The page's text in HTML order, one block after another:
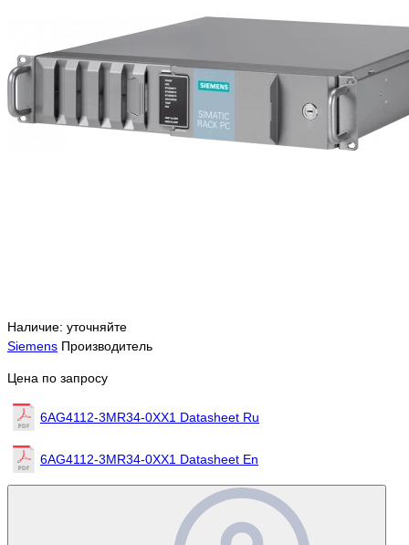
Наличие: уточняйте
Siemens Производитель
Цена по запросу
6AG4112-3MR34-0XX1 Datasheet Ru
6AG4112-3MR34-0XX1 Datasheet En